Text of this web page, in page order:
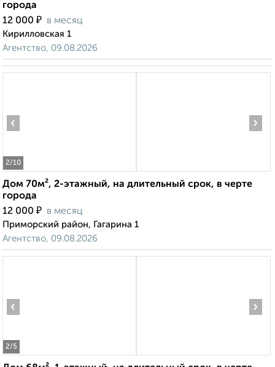
города
12 000 ₽ в месяц
Кирилловская 1
Агентство, 09.08.2026
2/10
‹ ›
Дом 70м², 2-этажный, на длительный срок, в черте
города
12 000 ₽ в месяц
Приморский район, Гагарина 1
Агентство, 09.08.2026
2/5
‹ ›